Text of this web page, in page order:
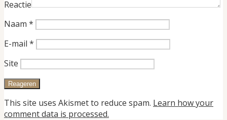
Reactie
Naam *
E-mail *
Site
This site uses Akismet to reduce spam. Learn how your
comment data is processed.